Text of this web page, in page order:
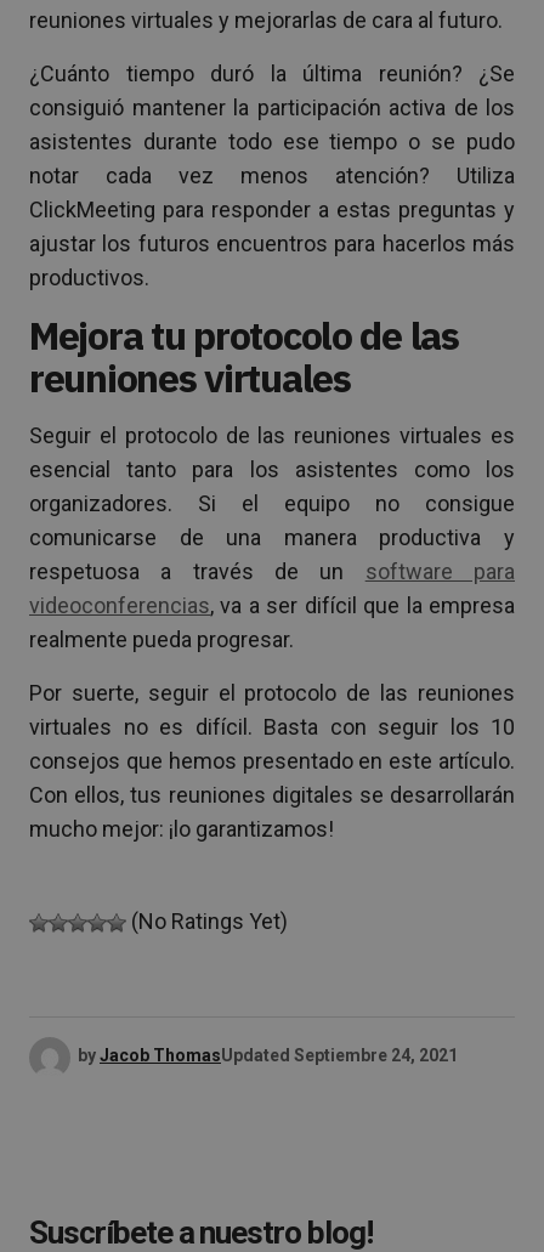
reuniones virtuales y mejorarlas de cara al futuro.
¿Cuánto tiempo duró la última reunión? ¿Se
consiguió mantener la participación activa de los
asistentes durante todo ese tiempo o se pudo
notar cada vez menos atención? Utiliza
ClickMeeting para responder a estas preguntas y
ajustar los futuros encuentros para hacerlos más
productivos.
Mejora tu protocolo de las
reuniones virtuales
Seguir el protocolo de las reuniones virtuales es
esencial tanto para los asistentes como los
organizadores. Si el equipo no consigue
comunicarse de una manera productiva y
respetuosa a través de un software para
videoconferencias, va a ser difícil que la empresa
realmente pueda progresar.
Por suerte, seguir el protocolo de las reuniones
virtuales no es difícil. Basta con seguir los 10
consejos que hemos presentado en este artículo.
Con ellos, tus reuniones digitales se desarrollarán
mucho mejor: ¡lo garantizamos!
(No Ratings Yet)
byJacob ThomasUpdated Septiembre 24, 2021
Suscríbete a nuestro blog!